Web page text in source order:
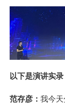
以下是演讲实录
范存彦： 我今天